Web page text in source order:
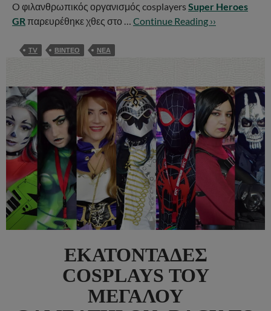
O φιλανθρωπικός οργανισμός cosplayers Super Heroes
GRπαρευρέθηκε χθες στο … Continue Reading ››
TV ΒΙΝΤΕΟ ΝΕΑ
ΕΚΑΤΟΝΤΆΔΕΣ
COSPLAYS ΤΟΥ
ΜΕΓΆΛΟΥ